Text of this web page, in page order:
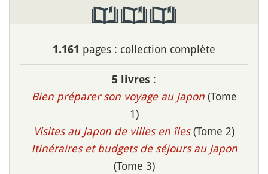
1.161 pages : collection complète
5 livres :
Bien préparer son voyage au Japon(Tome
1)
Visites au Japon de villes en îles(Tome 2)
Itinéraires et budgets de séjours au Japon
(Tome 3)